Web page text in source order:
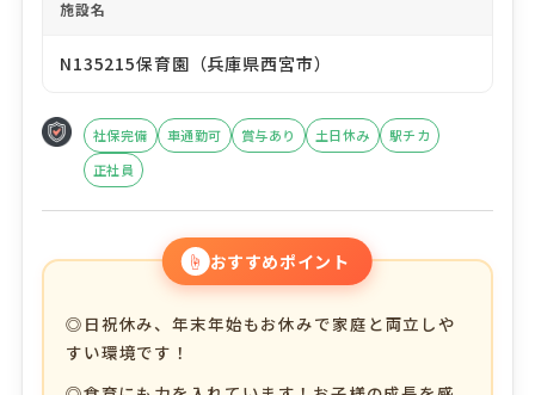
施設名
N135215保育園（兵庫県西宮市）
社保完備 車通勤可 賞与あり 土日休み
駅チカ
正社員
☝ おすすめポイント
◎日祝休み、年末年始もお休みで家庭と両立しや
すい環境です！